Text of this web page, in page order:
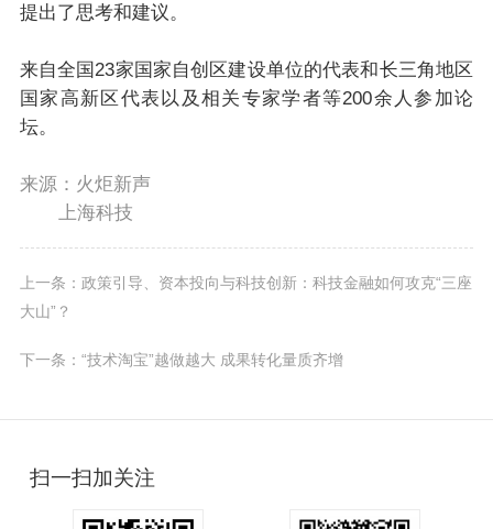
提出了思考和建议。
来自全国23家国家自创区建设单位的代表和长三角地区
国家高新区代表以及相关专家学者等200余人参加论
坛。
来源：火炬新声
上海科技
上一条：政策引导、资本投向与科技创新：科技金融如何攻克“三座
大山”？
下一条：“技术淘宝”越做越大 成果转化量质齐增
扫一扫加关注